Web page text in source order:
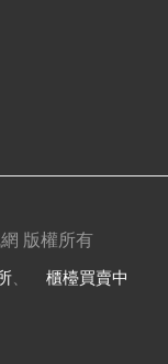
版權所有
櫃檯買賣中